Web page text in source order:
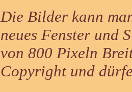
Die Bilder kann
neues Fenster und
von 800 Pixeln
Copyright und